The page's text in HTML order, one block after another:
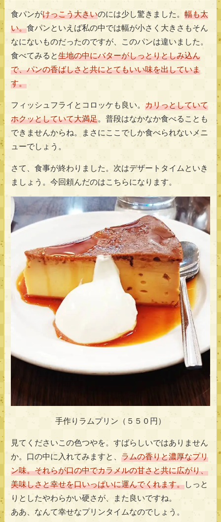
食パンがけっこう大きいのには少し驚きました。 幅も太
い。食パンといえば私の中では幅が小さく大きさもそん
なにないものだったのですが、このパンは違いました。
食べてみると生地の中にバターがしっとりとしみ込ん
で、パンの香ばしさと共にとてもいい味を出していま
す。
フィッシュフライとコロッケも良い。 カリっとしていて
ホクッとしていて大満足。普段はなかなか食べることも
できませんからね。まさにここでしか食べられないメニ
ューでしょう。
さて、食事が終わりました。次はデザートタイムといき
ましょう。今回頼んだのはこちらになります。
手作りラムプリン（５５０円）
見てくださいこの色つやを。すばらしいではありません
か。口の中に入れてみますと、 ラムの香りと濃厚なプリ
ン味。それらが口の中でカラメルの甘さと共に広がり、
美味しさと幸せを口いっぱいに運んでくれます。しっと
りとしたやわらかい硬さが、また良いですね。
ああ、なんて幸せなプリンタイムなのでしょう。